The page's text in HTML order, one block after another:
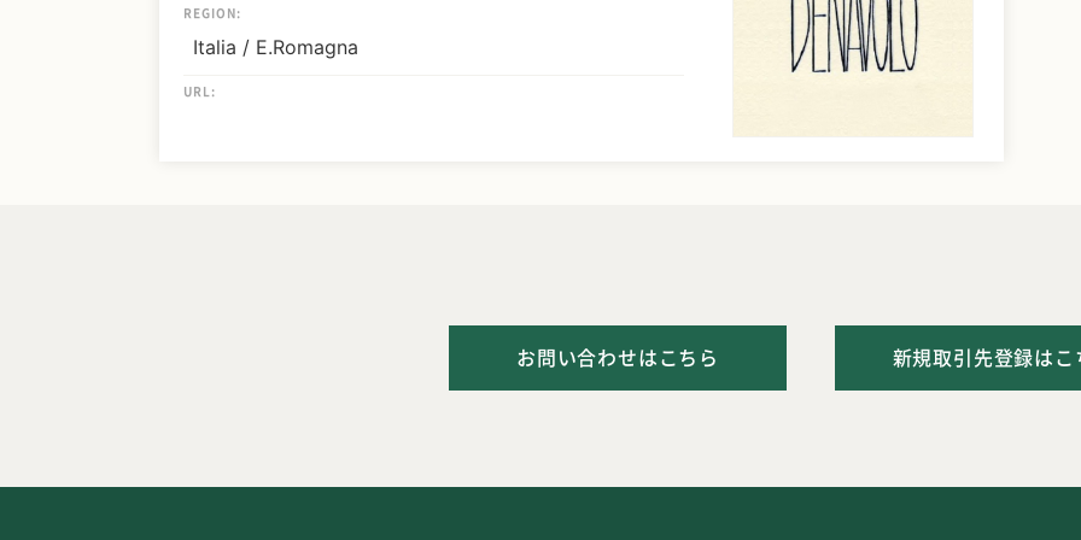
REGION:
Italia / E.Romagna
URL:
お問い合わせはこちら 新規取引先登録はこ